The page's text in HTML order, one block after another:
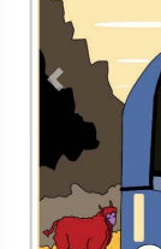
Previous